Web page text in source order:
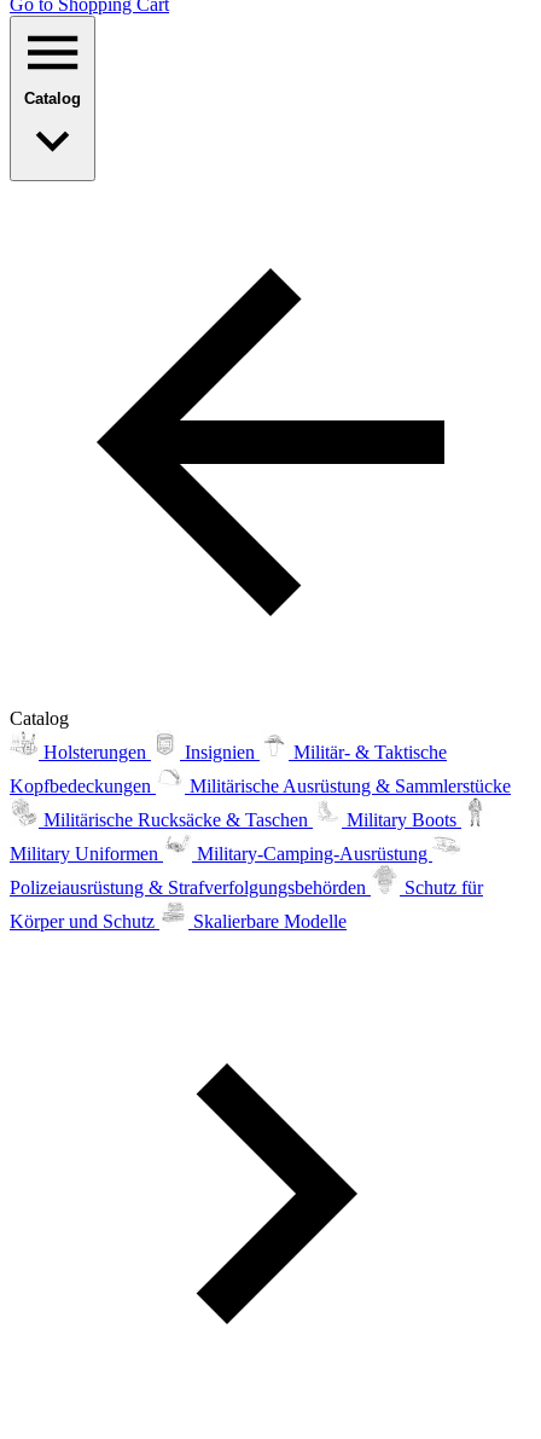
Go to Shopping Сart
Catalog
Catalog
Holsterungen
Insignien
Militär- & Taktische
Kopfbedeckungen
Militärische Ausrüstung & Sammlerstücke
Militärische Rucksäcke & Taschen
Military Boots
Military Uniformen
Military-Camping-Ausrüstung
Polizeiausrüstung & Strafverfolgungsbehörden
Schutz für
Körper und Schutz
Skalierbare Modelle